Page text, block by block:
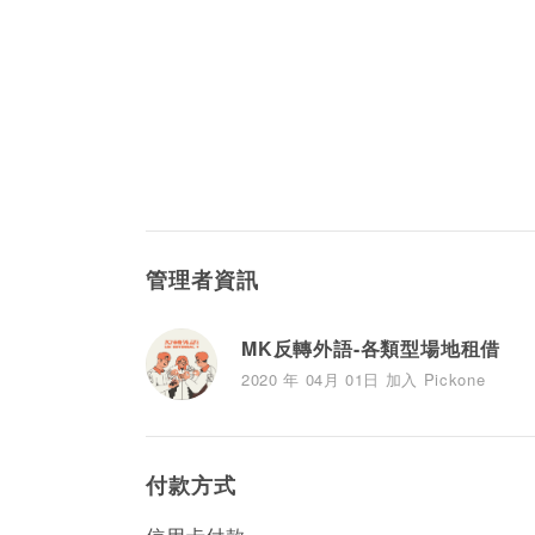
管理者資訊
MK反轉外語-各類型場地租借
2020 年 04月 01日 加入 Pickone
付款方式